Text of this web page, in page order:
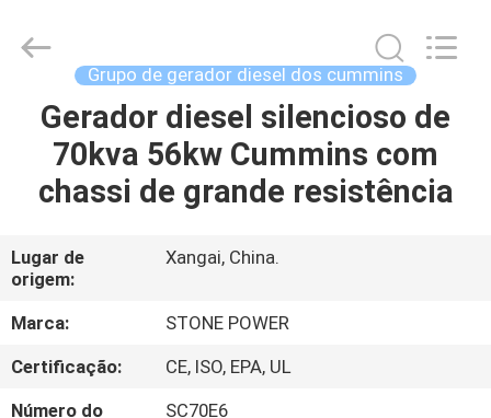
CASA
PRODUTOS
SOBRE
NÓS
EXCURSÃO
DA
STONE
POWER
Reserved.
Grupo de gerador diesel dos cummins
Gerador diesel silencioso de
70kva 56kw Cummins com
chassi de grande resistência
Lugar de
origem:
Xangai, China.
Marca:
STONE POWER
Certificação:
CE, ISO, EPA, UL
Número do
SC70E6